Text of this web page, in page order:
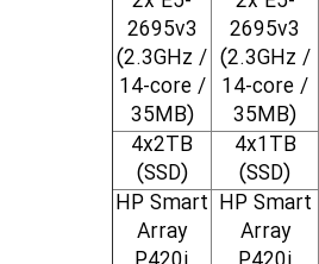
2695v3
(2.3GHz /
14-core /
35MB)
2695v3
(2.3GHz /
14-core /
35MB)
4x1TB
(SSD)
4x2TB
(SSD)
HP Smart
Array
HP Smart
Array